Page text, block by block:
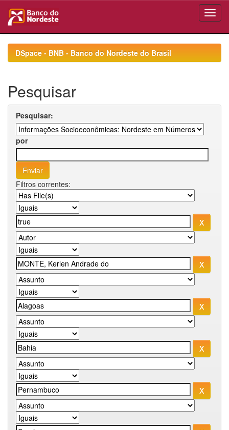
navigationDSpace - BNB - Banco do Nordeste do Brasil
Pesquisar
Pesquisar:
por
Filtros correntes: